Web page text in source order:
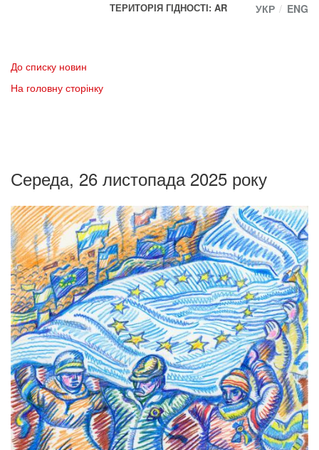
ТЕРИТОРІЯ ГІДНОСТІ: AR
УКР ENG
До списку новин
На головну сторінку
Середа, 26 листопада 2025 року